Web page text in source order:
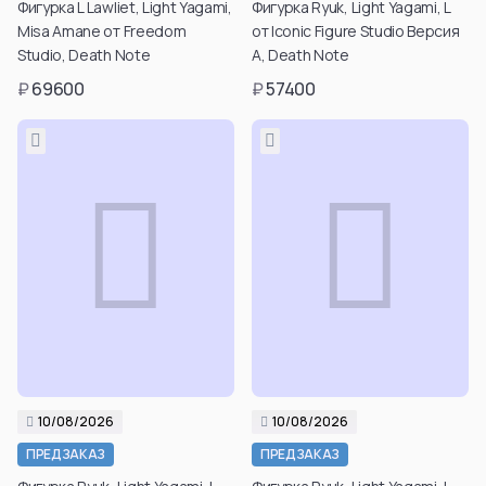
Фигурка L Lawliet, Light Yagami,
Misa Amane от Freedom
Studio, Death Note
₽69600
просмотра таких
товаров вы можете
в личном кабинете
после регистрации.
Фигурка Ryuk, Light Yagami, L
от Iconic Figure Studio Версия
A, Death Note
₽57400
Подтвердить свой
возраст для
10/08/2026
ПРЕДЗАКАЗ
Подтвердить свой
возраст для
10/08/2026
ПРЕДЗАКАЗ